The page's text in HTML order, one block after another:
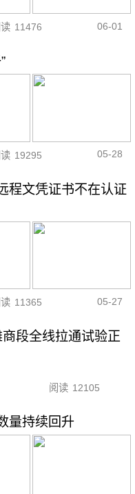
11476 06-01
19295 05-28
程文凭证书不在认证
11365 05-27
段全线拉通试验正
阅读 12105
量持续回升